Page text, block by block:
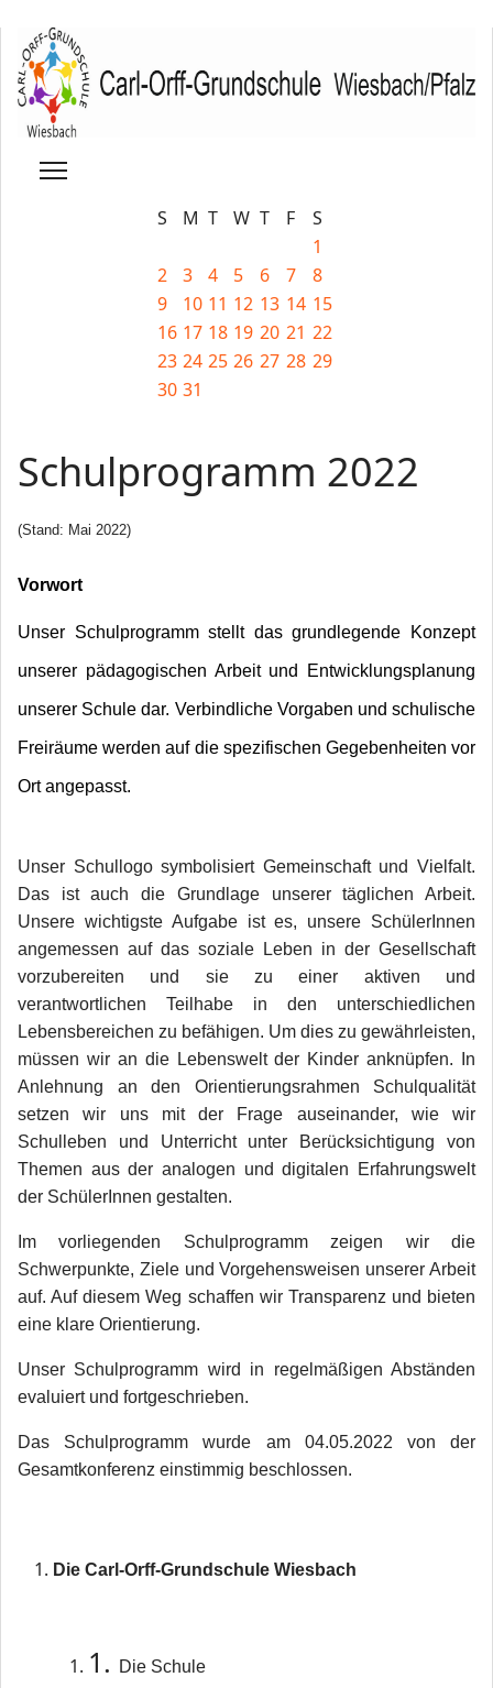
S M T W T F
S
1
2
3 4 5 6 7
8
9
10 11 12 13 14 15
16 17 18 19 20 21 22
23 24 25 26 27 28 29
30 31
Schulprogramm 2022
(Stand: Mai 2022)
Vorwort
Unser Schulprogramm stellt das grundlegende Konzept
unserer pädagogischen Arbeit und Entwicklungsplanung
unserer Schule dar. Verbindliche Vorgaben und schulische
Freiräume werden auf die spezifischen Gegebenheiten vor
Ort angepasst.
Unser Schullogo symbolisiert Gemeinschaft und Vielfalt.
Das ist auch die Grundlage unserer täglichen Arbeit.
Unsere wichtigste Aufgabe ist es, unsere SchülerInnen
angemessen auf das soziale Leben in der Gesellschaft
vorzubereiten und sie zu einer aktiven und
verantwortlichen Teilhabe in den unterschiedlichen
Lebensbereichen zu befähigen. Um dies zu gewährleisten,
müssen wir an die Lebenswelt der Kinder anknüpfen. In
Anlehnung an den Orientierungsrahmen Schulqualität
setzen wir uns mit der Frage auseinander, wie wir
Schulleben und Unterricht unter Berücksichtigung von
Themen aus der analogen und digitalen Erfahrungswelt
der SchülerInnen gestalten.
Im vorliegenden Schulprogramm zeigen wir die
Schwerpunkte, Ziele und Vorgehensweisen unserer Arbeit
auf. Auf diesem Weg schaffen wir Transparenz und bieten
eine klare Orientierung.
Unser Schulprogramm wird in regelmäßigen Abständen
evaluiert und fortgeschrieben.
Das Schulprogramm wurde am 04.05.2022 von der
Gesamtkonferenz einstimmig beschlossen.
Die Carl-Orff-Grundschule Wiesbach
1. Die Schule